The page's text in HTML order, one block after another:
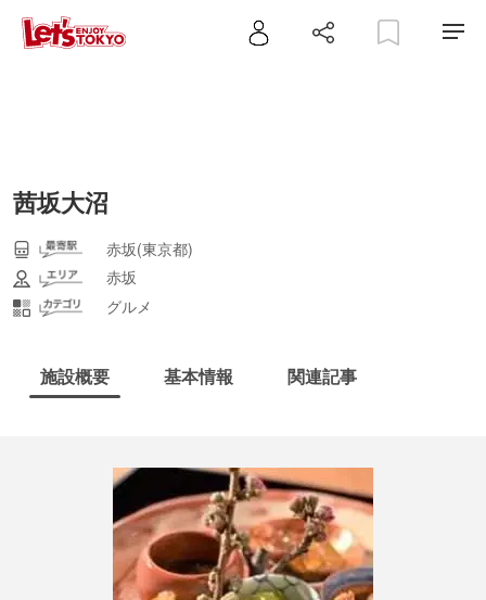
茜坂大沼
赤坂(東京都)
赤坂
グルメ
施設概要 基本情報 関連記事